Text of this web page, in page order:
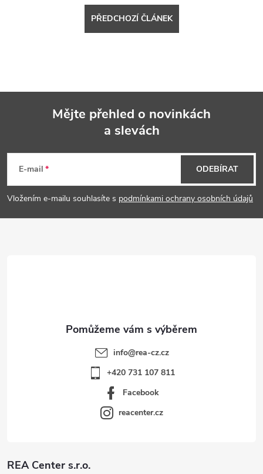
PŘEDCHOZÍ ČLÁNEK
p
a
Mějte přehled o novinkách
a slevách
E-mail
Vložením e-mailu souhlasíte s podmínkami ochrany osobních údajů
ODEBÍRAT
REA Center s.r.o.
info@rea-cz.cz
+420 731 107 811
Facebook
reacenter.cz